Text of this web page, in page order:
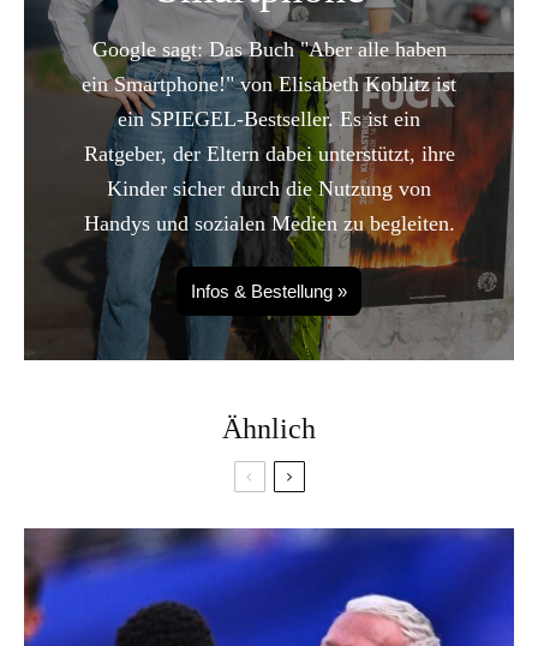
Google sagt: Das Buch "Aber alle haben
ein Smartphone!" von Elisabeth Koblitz ist
ein SPIEGEL-Bestseller. Es ist ein
Ratgeber, der Eltern dabei unterstützt, ihre
Kinder sicher durch die Nutzung von
Handys und sozialen Medien zu begleiten.
Infos & Bestellung »
Ähnlich